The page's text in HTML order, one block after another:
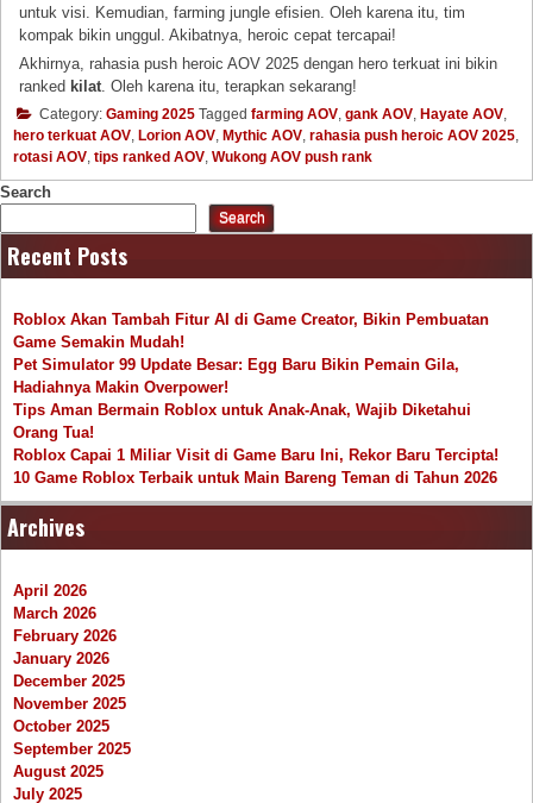
untuk visi. Kemudian, farming jungle efisien. Oleh karena itu, tim
kompak bikin unggul. Akibatnya, heroic cepat tercapai!
Akhirnya, rahasia push heroic AOV 2025 dengan hero terkuat ini bikin
ranked kilat . Oleh karena itu, terapkan sekarang!
Category: Gaming 2025 Tagged farming AOV, gank AOV, Hayate AOV,
hero terkuat AOV, Lorion AOV, Mythic AOV, rahasia push heroic AOV 2025,
rotasi AOV, tips ranked AOV, Wukong AOV push rank
Search
Search
Recent Posts
Roblox Akan Tambah Fitur AI di Game Creator, Bikin Pembuatan
Game Semakin Mudah!
Pet Simulator 99 Update Besar: Egg Baru Bikin Pemain Gila,
Hadiahnya Makin Overpower!
Tips Aman Bermain Roblox untuk Anak-Anak, Wajib Diketahui
Orang Tua!
Roblox Capai 1 Miliar Visit di Game Baru Ini, Rekor Baru Tercipta!
10 Game Roblox Terbaik untuk Main Bareng Teman di Tahun 2026
Archives
April 2026
March 2026
February 2026
January 2026
December 2025
November 2025
October 2025
September 2025
August 2025
July 2025